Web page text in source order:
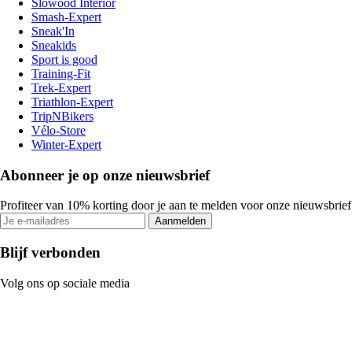
Slowood Interior
Smash-Expert
Sneak'In
Sneakids
Sport is good
Training-Fit
Trek-Expert
Triathlon-Expert
TripNBikers
Vélo-Store
Winter-Expert
Abonneer je op onze nieuwsbrief
Profiteer van 10% korting door je aan te melden voor onze nieuwsbrief
Aanmelden
Blijf verbonden
Volg ons op sociale media